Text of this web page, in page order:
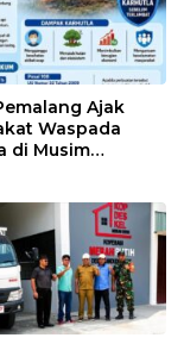
Ajak
Waspada
di Musim